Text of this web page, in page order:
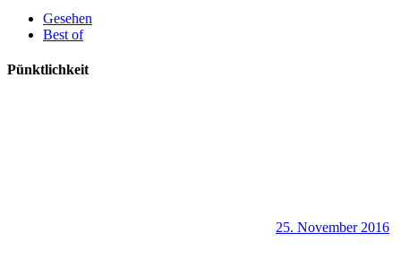
Gesehen
Best of
Pünktlichkeit
25. November 2016